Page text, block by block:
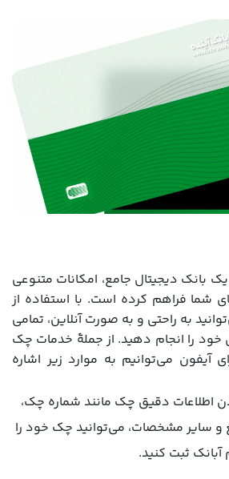
بانک دیجیتال جامع، امکانات متنوعی
شما فراهم کرده است. با استفاده از
به راحتی و به صورت آنلاین، تمامی
را انجام دهید. از جملۀ خدمات چک
آیفون می‌توانیم به موارد زیر اشاره
اطلاعات دقیق چک مانند شماره چک،
و سایر مشخصات، می‌توانید چک خود را
ثبت کنید.